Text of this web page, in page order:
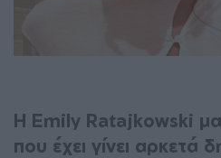
Η Emily Ratajkowski
που έχει γίνει αρκετά